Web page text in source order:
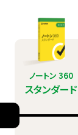
ノートン 360
スタンダード